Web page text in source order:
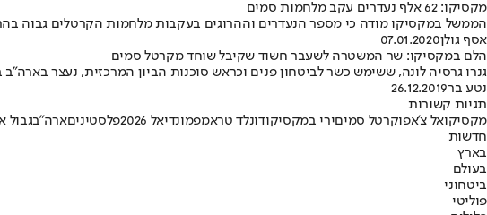
מקסיקו: 62 אלף נעדרים עקב מלחמות סמים
הממשל במקסיקו מודה כי מספר הנעדרים וההרוגים בעקבות מלחמות הקרטלים גבוה
אסף גולן07.01.2020
הלם במקסיקו: שר המשטרה לשעבר חשוד שקיבל שוחד מקרטל סמים
גנרו גרסיה לונה, ששימש כשר לביטחון פנים וכראש סוכנות הביון המרכזית, נעצר
נטע בר26.12.2019
תגיות קשורות
מקסיקואל צ'אפוקרטל סמיםירי במקסיקודונלד טראמפמונדיאל 2026 פלסטיניםארה"בגבול
חדשות
בארץ
בעולם
ביטחוני
פוליטי